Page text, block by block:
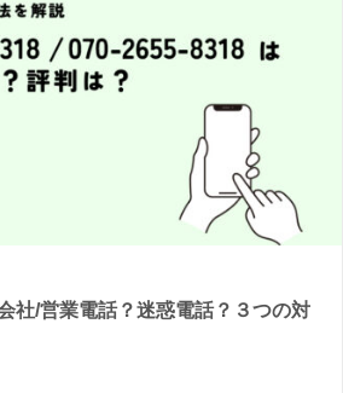
社/営業電話？迷惑電話？３つの対